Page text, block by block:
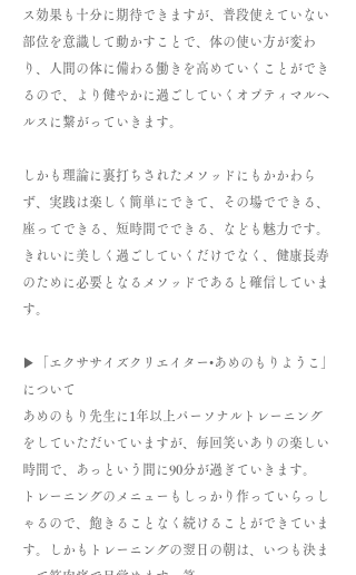
ス効果も十分に期待できますが、普段使えていない
部位を意識して動かすことで、体の使い方が変わ
り、人間の体に備わる働きを高めていくことができ
るので、より健やかに過ごしていくオプティマルヘ
ルスに繋がっていきます。
しかも理論に裏打ちされたメソッドにもかかわら
ず、実践は楽しく簡単にできて、その場でできる、
座ってできる、短時間でできる、なども魅力です。
きれいに美しく過ごしていくだけでなく、健康長寿
のために必要となるメソッドであると確信していま
す。
▶「エクササイズクリエイター•あめのもりようこ」
について
あめのもり先生に1年以上パーソナルトレーニング
をしていただいていますが、毎回笑いありの楽しい
時間で、あっという間に90分が過ぎていきます。
トレーニングのメニューもしっかり作っていらっし
ゃるので、飽きることなく続けることができていま
す。しかもトレーニングの翌日の朝は、いつも決ま